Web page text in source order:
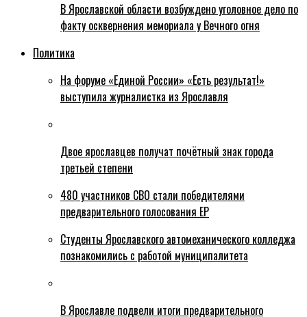
В Ярославской области возбуждено уголовное дело по
факту осквернения мемориала у Вечного огня
Политика
На форуме «Единой России» «Есть результат!»
выступила журналистка из Ярославля
Двое ярославцев получат почётный знак города
третьей степени
480 участников СВО стали победителями
предварительного голосования ЕР
Студенты Ярославского автомеханического колледжа
познакомились с работой муниципалитета
В Ярославле подвели итоги предварительного